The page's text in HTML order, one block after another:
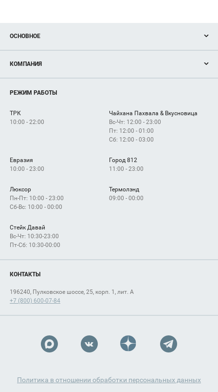
овск
ОСНОВНОЕ
Новости
Магазины
Услуги
КОМПАНИЯ
Рекламодателям
Как добраться
РЕЖИМ РАБОТЫ
ТРК
10:00 - 22:00
Чайхана Пахвала & Вкусновица
Вс-Чт: 12:00 - 23:00
Пт: 12:00 - 01:00
Сб: 12:00 - 03:00
Евразия
10:00 - 23:00
Город 812
11:00 - 23:00
Люксор
Пн-Пт: 10:00 - 23:00
Сб-Вс: 10:00 - 00:00
Термолэнд
09:00 - 00:00
Стейк Давай
Вс-Чт: 10:30-23:00
Пт-Сб: 10:30-00:00
КОНТАКТЫ
196240, Пулковское шоссе, 25, корп. 1, лит. А
+7 (800) 600-07-84
Политика в отношении обработки персональных данных